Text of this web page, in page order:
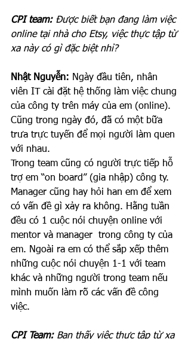
CPI team: Được biết bạn đang làm việc
online tại nhà cho Etsy, việc thực tập từ
xa này có gì đặc biệt nhỉ?
Nhật Nguyễn: Ngày đầu tiên, nhân
viên IT cài đặt hệ thống làm việc chung
của công ty trên máy của em (online).
Cũng trong ngày đó, đã có một bữa
trưa trực tuyến để mọi người làm quen
với nhau.
Trong team cũng có người trực tiếp hỗ
trợ em “on board” (gia nhập) công ty.
Manager cũng hay hỏi han em để xem
có vấn đề gì xảy ra không. Hằng tuần
đều có 1 cuộc nói chuyện online với
mentor và manager  trong công ty của
em. Ngoài ra em có thể sắp xếp thêm
những cuộc nói chuyện 1-1 với team
khác và những người trong team nếu
mình muốn làm rõ các vấn đề công
việc.
CPI Team: Bạn thấy việc thực tập từ xa